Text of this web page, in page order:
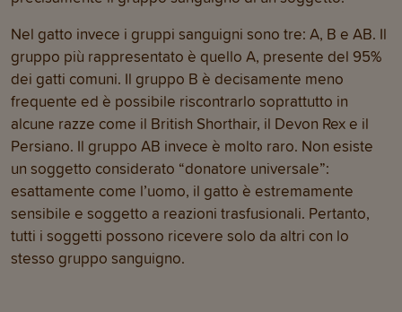
Nel gatto invece i gruppi sanguigni sono tre: A, B e AB. Il
gruppo più rappresentato è quello A, presente del 95%
dei gatti comuni. Il gruppo B è decisamente meno
frequente ed è possibile riscontrarlo soprattutto in
alcune razze come il British Shorthair, il Devon Rex e il
Persiano. Il gruppo AB invece è molto raro. Non esiste
un soggetto considerato “donatore universale”:
esattamente come l’uomo, il gatto è estremamente
sensibile e soggetto a reazioni trasfusionali. Pertanto,
tutti i soggetti possono ricevere solo da altri con lo
stesso gruppo sanguigno.